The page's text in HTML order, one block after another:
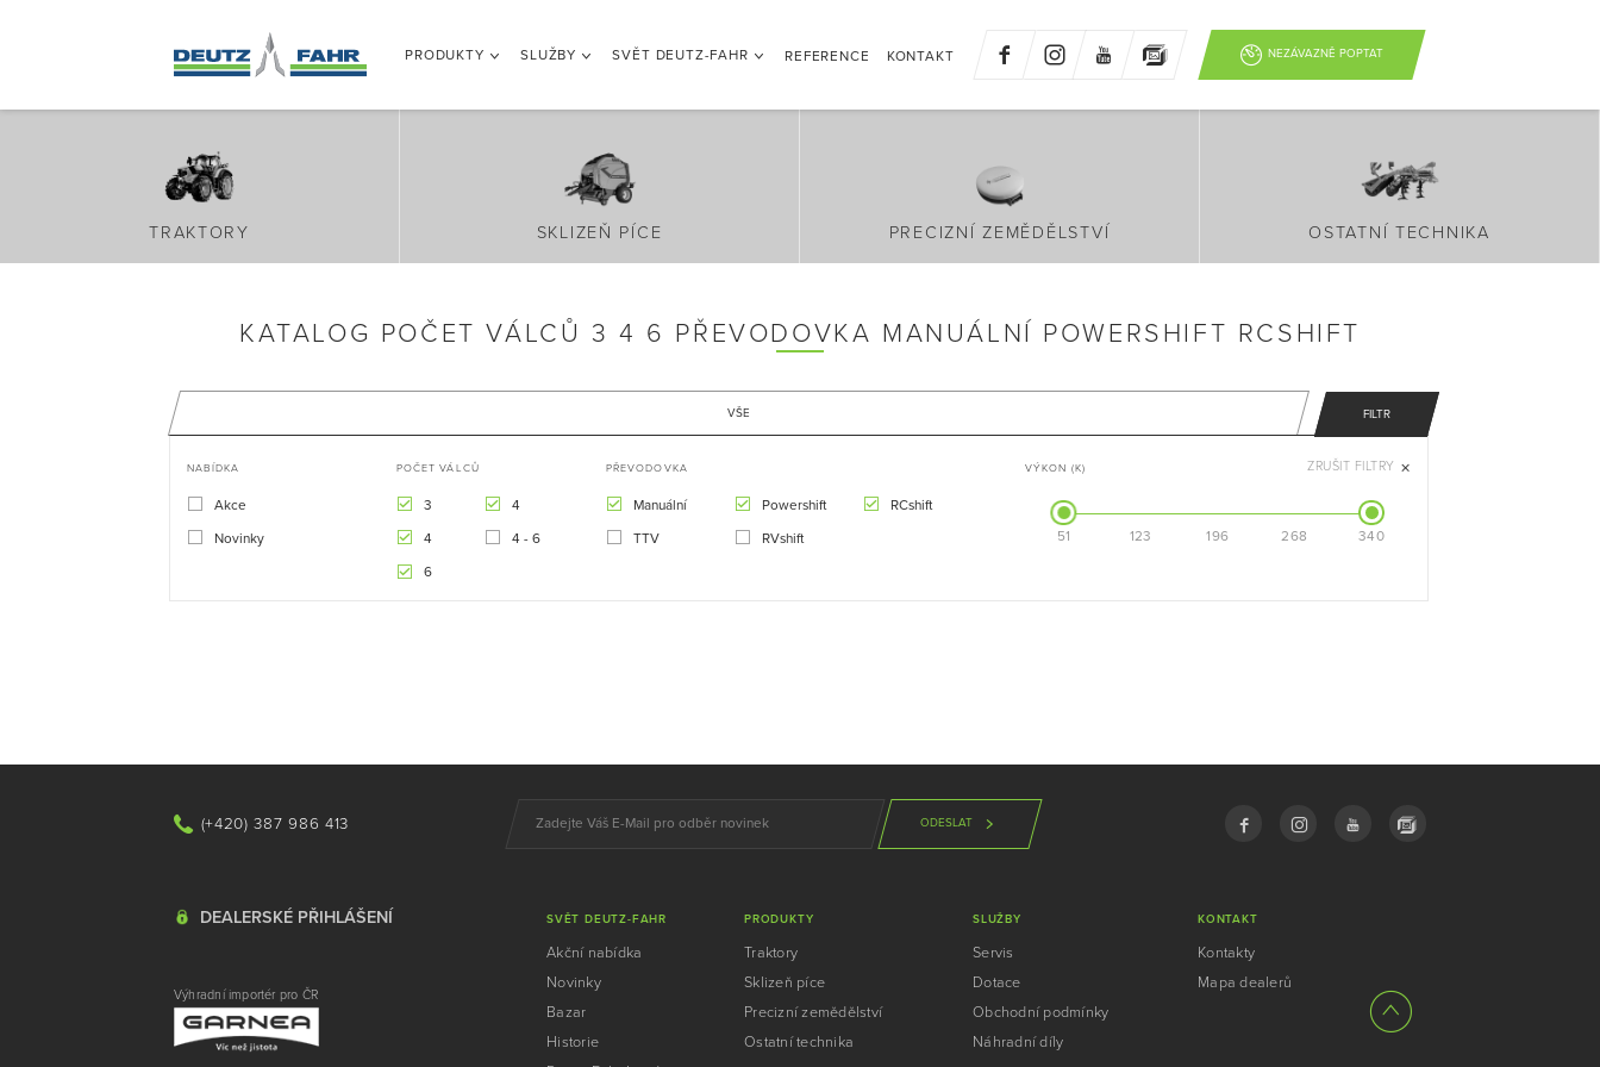
PRODUKTY SLUŽBY SVĚT DEUTZ-FAHR REFERENCE KONTAKT NEZÁVAZNĚ POPTAT
TRAKTORY SKLIZEŇ PÍCE PRECIZNÍ ZEMĚDĚLSTVÍ OSTATNÍ TECHNIKA
KATALOG POČET VÁLCŮ 3 4 6 PŘEVODOVKA MANUÁLNÍ POWERSHIFT RCSHIFT
VŠE FILTR
NABÍDKA
Akce
Novinky
POČET VÁLCŮ
3 4
4 4 - 6
6
PŘEVODOVKA
Manuální Powershift RCshift
TTV RVshift
VÝKON (K)
51 123 196 268 340
ZRUŠIT FILTRY
(+420) 387 986 413 ODESLAT
DEALERSKÉ PŘIHLÁŠENÍ
Výhradní importér pro ČR
SVĚT DEUTZ-FAHR
Akční nabídka
Novinky
Bazar
Historie
PRODUKTY
Traktory
Sklizeň píce
Precizní zemědělství
Ostatní technika
SLUŽBY
Servis
Dotace
Obchodní podmínky
Náhradní díly
KONTAKT
Kontakty
Mapa dealerů